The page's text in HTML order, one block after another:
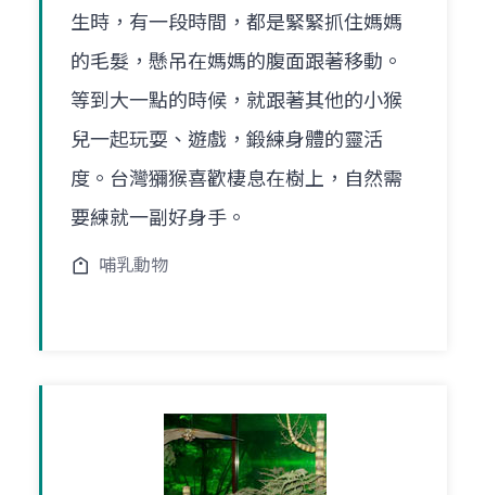
生時，有一段時間，都是緊緊抓住媽媽
的毛髮，懸吊在媽媽的腹面跟著移動。
等到大一點的時候，就跟著其他的小猴
兒一起玩耍、遊戲，鍛練身體的靈活
度。台灣獼猴喜歡棲息在樹上，自然需
要練就一副好身手。
哺乳動物